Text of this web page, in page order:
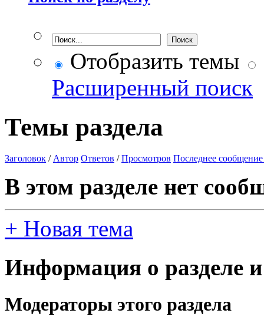
Отобразить темы
Расширенный поиск
Темы раздела
Заголовок / Автор Ответов /Просмотров Последнее сообщение
В этом разделе нет
+ Новая тема
Информация о разделе
Модераторы этого раздела